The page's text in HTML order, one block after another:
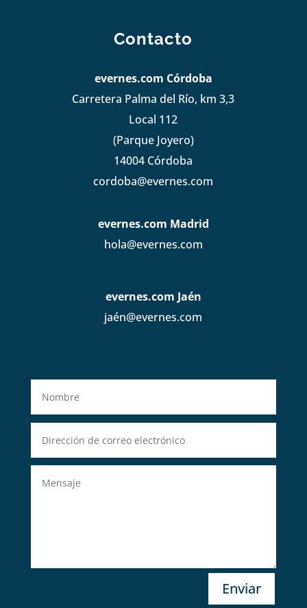
Contacto
evernes.com Córdoba
Carretera Palma del Río, km 3,3
Local 112
(Parque Joyero)
14004 Córdoba
cordoba@evernes.com
evernes.com Madrid
hola@evernes.com
evernes.com Jaén
jaén@evernes.com
Enviar